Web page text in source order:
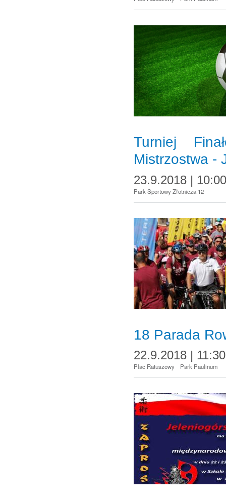
Turniej
Mistrzostwa -
23.9.2018 | 10:00
Park Sportowy Złotnicza 12
18 Parada
22.9.2018 | 11:30
Plac Ratuszowy Park Paulinum